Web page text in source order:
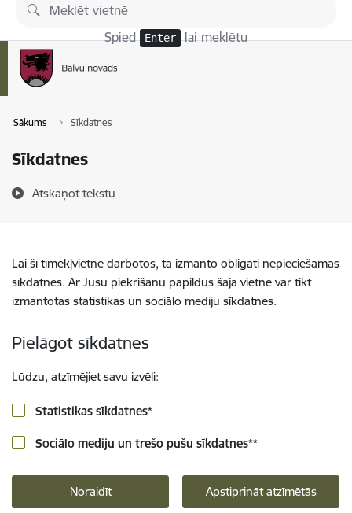
Pāriet uz lapas saturu
Spied Enter lai meklētu
Sākums Sīkdatnes
Sīkdatnes
Atskaņot tekstu
Lai šī tīmekļvietne darbotos, tā izmanto obligāti nepieciešamās
sīkdatnes. Ar Jūsu piekrišanu papildus šajā vietnē var tikt
izmantotas statistikas un sociālo mediju sīkdatnes.
Pielāgot sīkdatnes
Lūdzu, atzīmējiet savu izvēli:
Statistikas sīkdatnes*
Sociālo mediju un trešo pušu sīkdatnes**
Noraidīt Apstiprināt atzīmētās